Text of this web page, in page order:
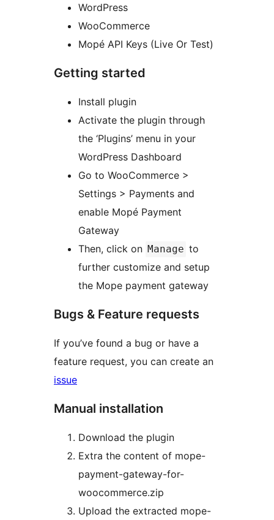
WordPress
WooCommerce
Mopé API Keys (Live Or Test)
Getting started
Install plugin
Activate the plugin through
the ‘Plugins’ menu in your
WordPress Dashboard
Go to WooCommerce >
Settings > Payments and
enable Mopé Payment
Gateway
Then, click on Manage to
further customize and setup
the Mope payment gateway
Bugs & Feature requests
If you’ve found a bug or have a
feature request, you can create an
issue
Manual installation
Download the plugin
Extra the content of mope-
payment-gateway-for-
woocommerce.zip
Upload the extracted mope-